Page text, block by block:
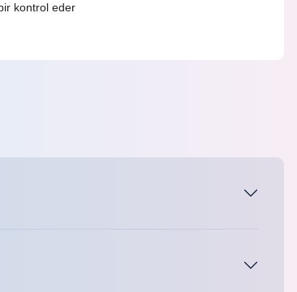
kontrol eder
tek seferlik ödemeler olması nedeniyle çok